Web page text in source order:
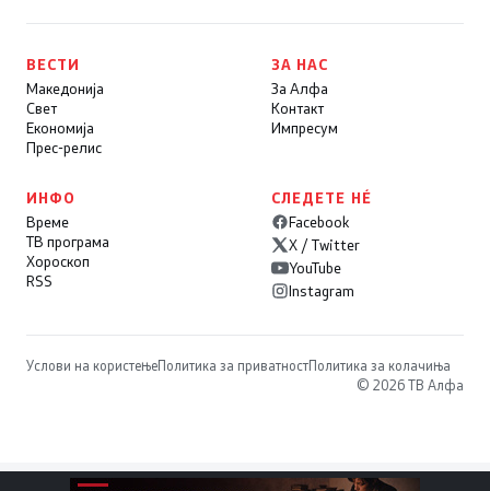
ВЕСТИ
Македонија
Свет
Економија
Прес-релис
ЗА НАС
За Алфа
Контакт
Импресум
ИНФО
Време
ТВ програма
Хороскоп
RSS
СЛЕДЕТЕ НÉ
Facebook
X / Twitter
YouTube
Instagram
Услови на користењеПолитика за приватностПолитика за колачиња
© 2026 ТВ Алфа